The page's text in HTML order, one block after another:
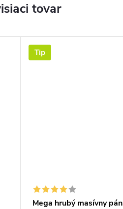
tovar
Tip
Mega hrubý masívny